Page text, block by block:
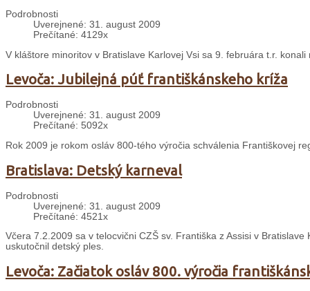
Podrobnosti
Uverejnené: 31. august 2009
Prečítané: 4129x
V kláštore minoritov v Bratislave Karlovej Vsi sa 9. februára t.r.
Levoča: Jubilejná púť františkánskeho kríža
Podrobnosti
Uverejnené: 31. august 2009
Prečítané: 5092x
Rok 2009 je rokom osláv 800-tého výročia schválenia Františkovej
Bratislava: Detský karneval
Podrobnosti
Uverejnené: 31. august 2009
Prečítané: 4521x
Včera 7.2.2009 sa v telocvični CZŠ sv. Františka z Assisi v
uskutočnil detský ples.
Levoča: Začiatok osláv 800. výročia